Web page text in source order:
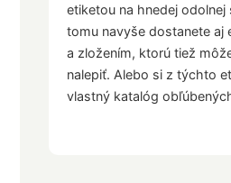
etiketou na hnedej odolnej
tomu navyše dostanete aj
a zložením, ktorú tiež
nalepiť. Alebo si z týchto
vlastný katalóg